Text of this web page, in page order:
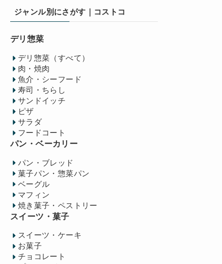
ジャンル別にさがす｜コストコ
デリ惣菜
デリ惣菜（すべて）
肉・焼肉
魚介・シーフード
寿司・ちらし
サンドイッチ
ピザ
サラダ
フードコート
パン・ベーカリー
パン・ブレッド
菓子パン・惣菜パン
ベーグル
マフィン
焼き菓子・ペストリー
スイーツ・菓子
スイーツ・ケーキ
お菓子
チョコレート